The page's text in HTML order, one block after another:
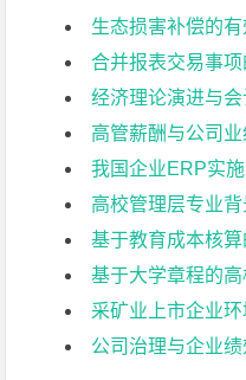
生态损害补偿的
合并报表交易事项的抵销研
经济理论演进与
高管薪酬与公司业绩——基于文
我国企业ERP实
高校管理层专业背景
基于教育成本核算
基于大学章程的
采矿业上市企业环
公司治理与企业绩效的实证研究——